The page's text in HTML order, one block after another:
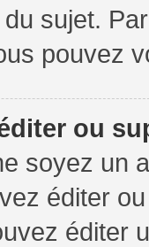
du sujet.
pouvez
ou
soyez un
éditer
éditer